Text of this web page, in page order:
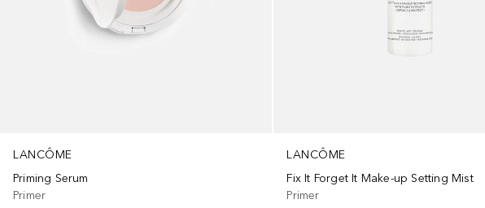
LANCÔME
Priming Serum
Primer
LANCÔME
Fix It Forget It Make-up Setting Mist
Primer